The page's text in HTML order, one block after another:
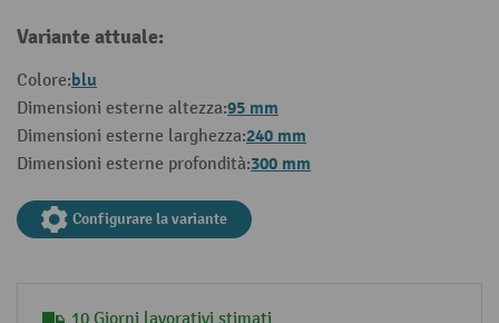
Variante attuale:
Colore:blu
Dimensioni esterne altezza:95 mm
Dimensioni esterne larghezza:240 mm
Dimensioni esterne profondità:300 mm
Configurare la variante